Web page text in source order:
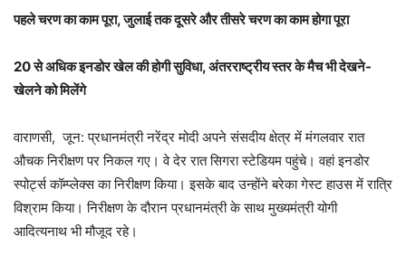
पहले चरण का काम पूरा, जुलाई तक दूसरे और तीसरे चरण का काम होगा पूरा
20 से अधिक इनडोर खेल की होगी सुविधा, अंतरराष्ट्रीय स्तर के मैच भी देखने-
खेलने को मिलेंगे
वाराणसी, जून: प्रधानमंत्री नरेंद्र मोदी अपने संसदीय क्षेत्र में मंगलवार रात
औचक निरीक्षण पर निकल गए। वे देर रात सिगरा स्टेडियम पहुंचे। वहां इनडोर
स्पोर्ट्स कॉम्प्लेक्स का निरीक्षण किया। इसके बाद उन्होंने बरेका गेस्ट हाउस में रात्रि
विश्राम किया। निरीक्षण के दौरान प्रधानमंत्री के साथ मुख्यमंत्री योगी
आदित्यनाथ भी मौजूद रहे।